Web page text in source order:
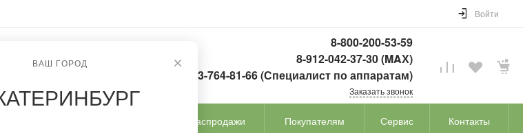
ВАШ ГОРОД
Войти
8-800-200-53-59
8-912-042-37-30 (MAХ)
8-963-764-81-66 (Специалист по аппаратам)
Заказать звонок
Распродажи Покупателям Сервис Контакты